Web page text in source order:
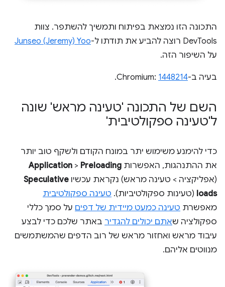
התכונה הזו נמצאת בפיתוח ותמשיך להשתפר. צוות
DevTools רוצה להביע את תודתו ל-
Junseo (Jeremy) Yoo
על השיפור הזה.
בעיה ב-Chromium:1448214
.
השם של התכונה 'טעינה מראש' שונה
ל'טעינה ספקולטיבית'
כדי להימנע משימוש יתר במונח הקודם ולשקף טוב יותר
את ההתנהגות, האפשרות
Application > Preloading
(אפליקציה > טעינה מראש) נקראת עכשיו Speculative
loads (טעינות ספקולטיביות). טעינה ספקולטיבית
מאפשרת טעינה כמעט מיידית של דפים על סמך כללי
ספקולציה שאתם יכולים להגדיר באתר שלכם כדי לבצע
עיבוד מראש ואחזור מראש של רוב הדפים שהמשתמשים
מנווטים אליהם.